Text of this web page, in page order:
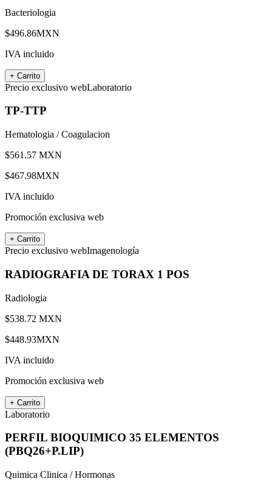
Bacteriologia
$496.86MXN
IVA incluido
+ Carrito
Precio exclusivo webLaboratorio
TP-TTP
Hematologia / Coagulacion
$561.57 MXN
$467.98MXN
IVA incluido
Promoción exclusiva web
+ Carrito
Precio exclusivo webImagenología
RADIOGRAFIA DE TORAX 1 POS
Radiologia
$538.72 MXN
$448.93MXN
IVA incluido
Promoción exclusiva web
+ Carrito
Laboratorio
PERFIL BIOQUIMICO 35 ELEMENTOS
(PBQ26+P.LIP)
Quimica Clinica / Hormonas